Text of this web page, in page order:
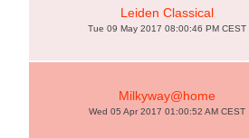
Leiden Classical
Tue 09 May 2017 08:00:46 PM CEST
Milkyway@home
Wed 05 Apr 2017 01:00:52 AM CEST